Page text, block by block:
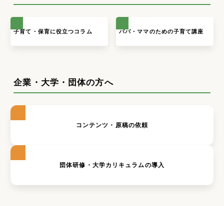
子育て・保育に役立つコラム パパ・ママのための子育て講座
企業・大学・団体の方へ
コンテンツ・原稿の依頼
団体研修・大学カリキュラムの導入